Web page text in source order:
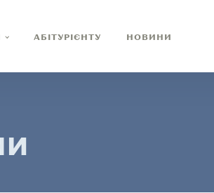
АБІТУРІЄНТУ НОВИНИ